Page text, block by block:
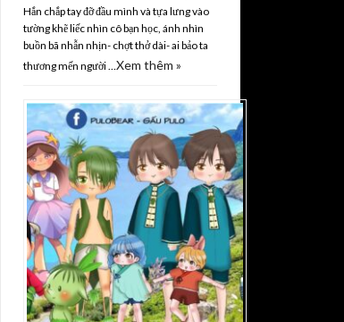
Hắn chắp tay đỡ đầu mình và tựa lưng vào
tường khẽ liếc nhìn cô bạn học, ánh nhìn
buồn bã nhẫn nhịn- chợt thở dài- ai bảo ta
thương mến người …Xem thêm »